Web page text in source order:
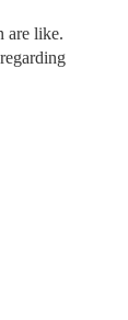
are like.